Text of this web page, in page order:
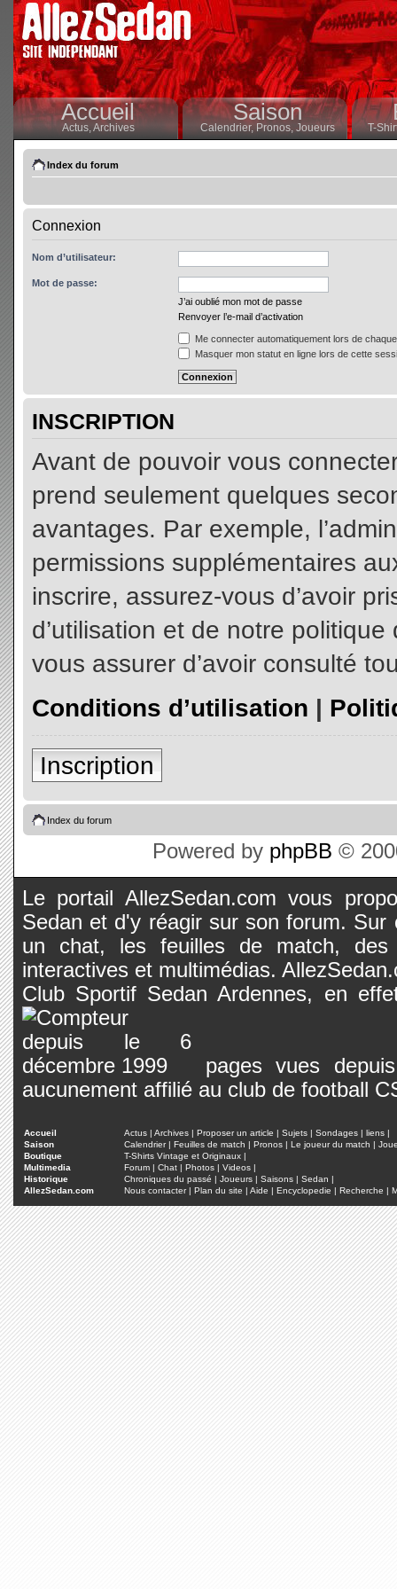
Accueil
Actus,Archives
Saison
Calendrier,Pronos, Joueurs T-
Index du forum
Connexion
Nom d’utilisateur:
Mot de passe:
J’ai oublié mon mot de passe
Renvoyer l’e-mail d’activation
Me connecter automatiquement lors de
Masquer mon statut en ligne lors de cette
INSCRIPTION
Avant de pouvoir vous
prend seulement quelques
avantages. Par exemple,
permissions supplémentaires
inscrire, assurez-vous d’avoir
d’utilisation et de notre
vous assurer d’avoir consulté
Conditions d’utilisation |
Inscription
Index du forum
Powered by phpBB ©
Le portail AllezSedan.com vous
Sedan et d'y réagir sur son forum.
un chat, les feuilles de match, des
interactives et multimédias.
Club Sportif Sedan Ardennes, en
pages vues
aucunement affilié au club de football
Accueil Actus | Archives | Proposer un article | Sujets | Sondages | liens |
Saison
Calendrier| Feuilles de match | Pronos | Le joueur du match |
Boutique
T-Shirts Vintage et Originaux |
Multimedia
Forum | Chat | Photos | Videos |
Historique
Chroniques du passé | Joueurs | Saisons | Sedan |
AllezSedan.com
Nous contacter| Plan du site | Aide | Encyclopedie | Recherche |